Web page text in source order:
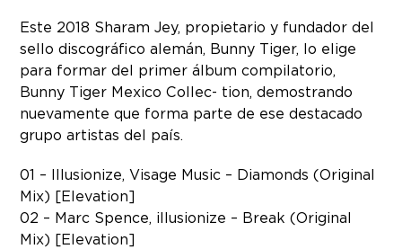
Este 2018 Sharam Jey, propietario y fundador del
sello discográfico alemán, Bunny Tiger, lo elige
para formar del primer álbum compilatorio,
Bunny Tiger Mexico Collec- tion, demostrando
nuevamente que forma parte de ese destacado
grupo artistas del país.
01 – Illusionize, Visage Music – Diamonds (Original
Mix) [Elevation]
02 – Marc Spence, illusionize – Break (Original
Mix) [Elevation]